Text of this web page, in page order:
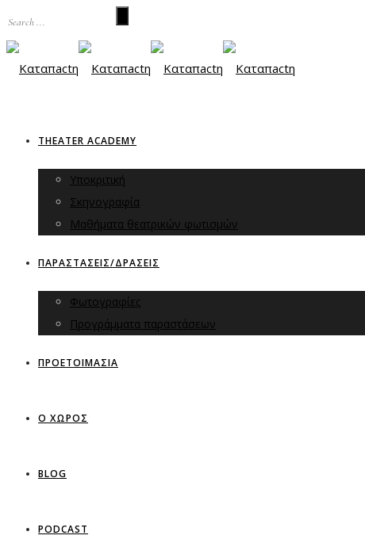
THEATER ACADEMY
Υποκριτική
Σκηνογραφία
Μαθήματα θεατρικών φωτισμών
ΠΑΡΑΣΤΑΣΕΙΣ/ΔΡΑΣΕΙΣ
Φωτογραφίες
Προγράμματα παραστάσεων
ΠΡΟΕΤΟΙΜΑΣΙΑ
Ο ΧΩΡΟΣ
BLOG
PODCAST